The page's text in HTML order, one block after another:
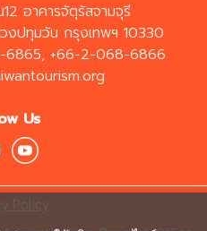
อาคารจัตุรัสจามจุรี
งปทุมวัน กรุงเทพฯ 10330
6865, +66-2-068-6866
Us
Policy